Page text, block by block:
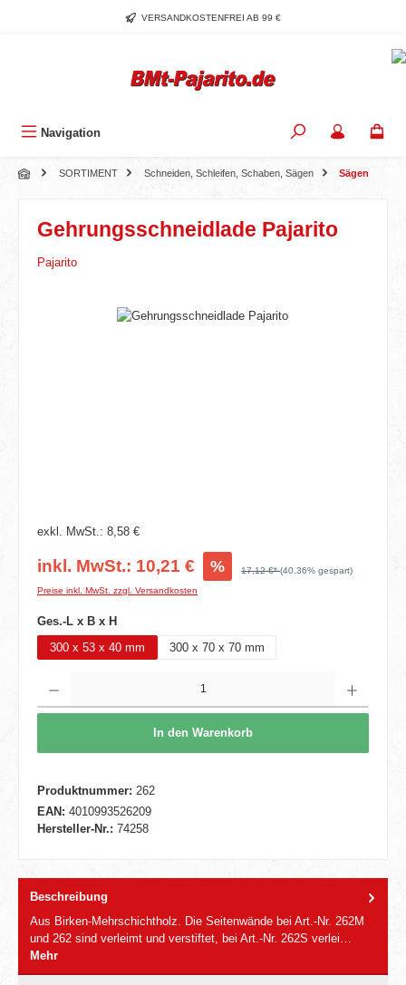
Zum Hauptinhalt springenVERSANDKOSTENFREI AB 99 €
Navigation
SORTIMENT Schneiden, Schleifen, Schaben, Sägen Sägen
Gehrungsschneidlade Pajarito
Pajarito
Bildergalerie überspringen
exkl. MwSt.: 8,58 €
inkl. MwSt.: 10,21 € % 17,12 €*(40.36% gespart)
Preise inkl. MwSt. zzgl. Versandkosten
Ges.-L x B x Hauswählen
300 x 53 x 40 mm
300 x 70 x 70 mm
In den Warenkorb
Produktnummer: 262
EAN: 4010993526209
Hersteller-Nr.: 74258
Beschreibung
Aus Birken-Mehrschichtholz. Die Seitenwände bei Art.-Nr. 262M
und 262 sind verleimt und verstiftet, bei Art.-Nr. 262S verlei…
Mehr